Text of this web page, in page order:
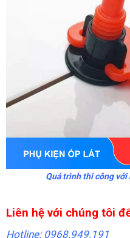
Quá trình thi công
Liên hệ với chúng tôi
Hotline: 0968.949.191